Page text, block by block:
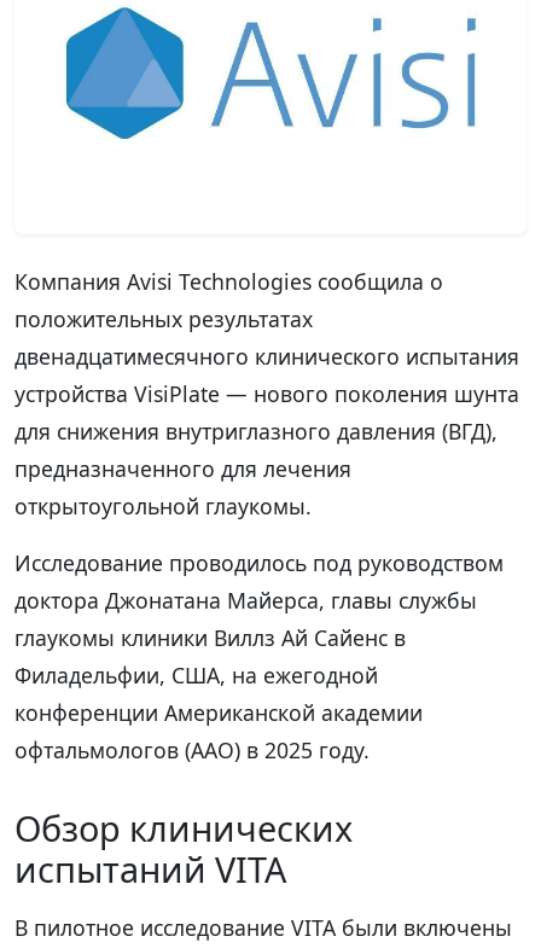
Компания Avisi Technologies сообщила о
положительных результатах
двенадцатимесячного клинического испытания
устройства VisiPlate — нового поколения шунта
для снижения внутриглазного давления (ВГД),
предназначенного для лечения
открытоугольной глаукомы.
Исследование проводилось под руководством
доктора Джонатана Майерса, главы службы
глаукомы клиники Виллз Ай Сайенс в
Филадельфии, США, на ежегодной
конференции Американской академии
офтальмологов (AAO) в 2025 году.
Обзор клинических
испытаний VITA
В пилотное исследование VITA были включены